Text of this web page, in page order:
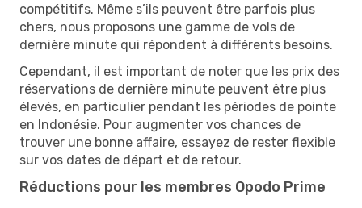
compétitifs. Même s’ils peuvent être parfois plus
chers, nous proposons une gamme de vols de
dernière minute qui répondent à différents besoins.
Cependant, il est important de noter que les prix des
réservations de dernière minute peuvent être plus
élevés, en particulier pendant les périodes de pointe
en Indonésie. Pour augmenter vos chances de
trouver une bonne affaire, essayez de rester flexible
sur vos dates de départ et de retour.
Réductions pour les membres Opodo Prime